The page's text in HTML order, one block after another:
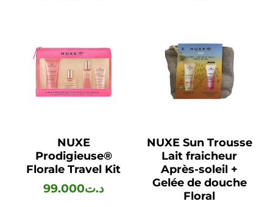
NUXE
Prodigieuse®
Florale Travel Kit
د.ت99.000
NUXE Sun Trousse
Lait fraicheur
Après-soleil +
Gelée de douche
Floral